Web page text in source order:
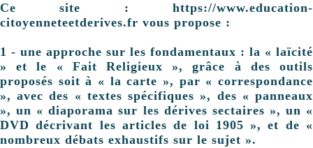
Ce site : https://www.education-
citoyenneteetderives.fr vous propose :
1 - une approche sur les fondamentaux : la « laïcité
» et le « Fait Religieux », grâce à des outils
proposés soit à « la carte », par « correspondance
», avec des « textes spécifiques », des « panneaux
», un « diaporama sur les dérives sectaires », un «
DVD décrivant les articles de loi 1905 », et de «
nombreux débats exhaustifs sur le sujet ».